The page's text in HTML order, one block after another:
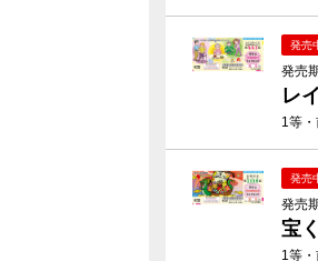
発売
発売
レ
1等
発売
発売
宝
1等